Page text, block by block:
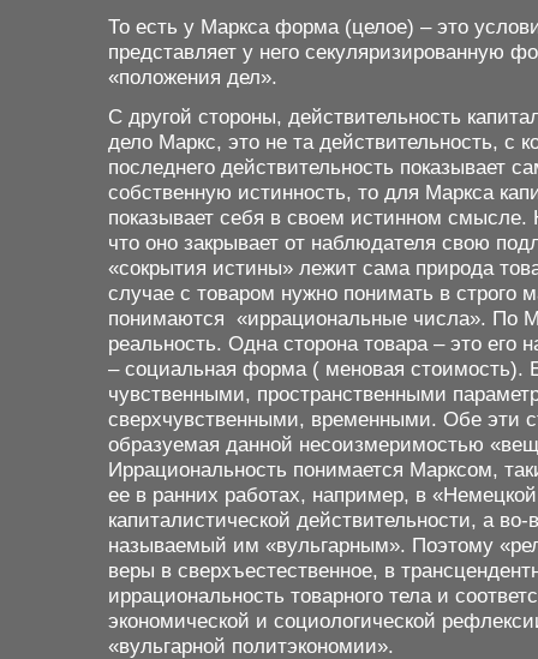
То есть у Маркса форма (целое) – это
представляет у него секуляризированную
«положения дел».
С другой стороны, действительность
дело Маркс, это не та действительность, с
последнего действительность показывает
собственную истинность, то для Маркса
показывает себя в своем истинном смысле.
что оно закрывает от наблюдателя свою
«сокрытия истины» лежит сама природа
случае с товаром нужно понимать в строго
понимаются «иррациональные числа». По
реальность. Одна сторона товара – это его
– социальная форма ( меновая стоимость).
чувственными, пространственными
сверхчувственными, временными. Обе эти
образуемая данной несоизмеримостью
Иррациональность понимается Марксом,
ее в ранних работах, например, в
капиталистической действительности, а
называемый им «вульгарным». Поэтому
веры в сверхъестественное, в
иррациональность товарного тела и
экономической и социологической
«вульгарной политэкономии».